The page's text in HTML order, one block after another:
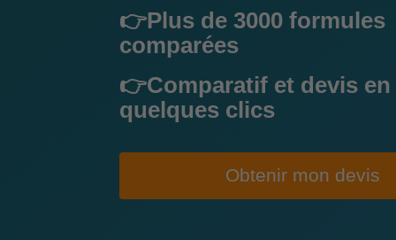
👉Plus de 3000 formules
comparées
👉Comparatif et devis en
quelques clics
Obtenir mon devis